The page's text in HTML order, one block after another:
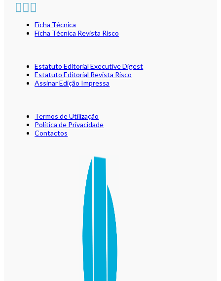
Ficha Técnica
Ficha Técnica Revista Risco
Estatuto Editorial Executive Digest
Estatuto Editorial Revista Risco
Assinar Edição Impressa
Termos de Utilização
Política de Privacidade
Contactos